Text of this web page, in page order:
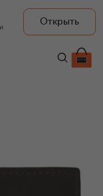
Открыть
52 750 ₽